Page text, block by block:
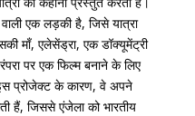
एक लड़की है, जिसे यात्रा
माँ, एलेसेंड्रा, एक डॉक्यूमेंट्री
पर एक फिल्म बनाने के लिए
प्रोजेक्ट के कारण, वे अपने
हैं, जिससे एंजेला को भारतीय